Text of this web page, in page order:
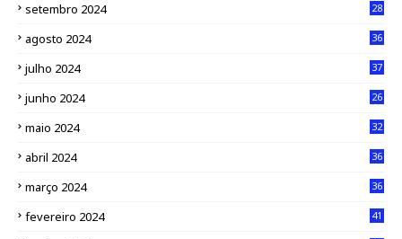
setembro 2024 28
agosto 2024 36
julho 2024 37
junho 2024 26
maio 2024 32
abril 2024 36
março 2024 36
fevereiro 2024 41